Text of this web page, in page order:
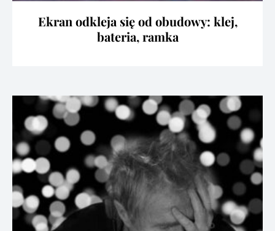
Ekran odkleja się od obudowy: klej,
bateria, ramka